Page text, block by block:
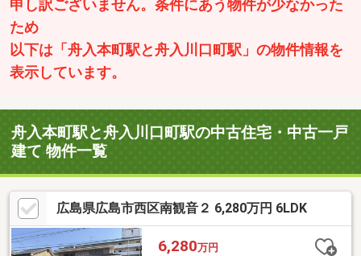
申し訳ございません。条件にあう物件が少なかった
ため
以下は「舟入本町駅と舟入川口町駅」の物件情報を
表示しています。
舟入本町駅と舟入川口町駅の中古住宅・中古一戸
建て 物件一覧
広島県広島市西区南観音２ 6,280万円 6LDK
6,280万円